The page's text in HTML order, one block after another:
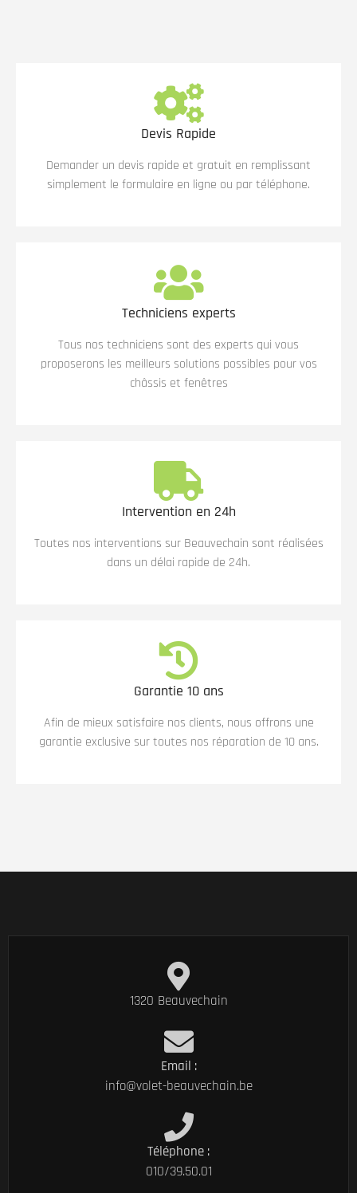
Devis Rapide
Demander un devis rapide et gratuit en remplissant
simplement le formulaire en ligne ou par téléphone.
Techniciens experts
Tous nos techniciens sont des experts qui vous
proposerons les meilleurs solutions possibles pour vos
châssis et fenêtres
Intervention en 24h
Toutes nos interventions sur Beauvechain sont réalisées
dans un délai rapide de 24h.
Garantie 10 ans
Afin de mieux satisfaire nos clients, nous offrons une
garantie exclusive sur toutes nos réparation de 10 ans.
1320 Beauvechain
Email :
info@volet-beauvechain.be
Téléphone :
010/39.50.01